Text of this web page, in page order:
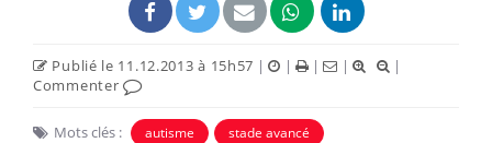
Publié le 11.12.2013 à 15h57 | | | |
|
Commenter
Mots clés : autisme stade avancé